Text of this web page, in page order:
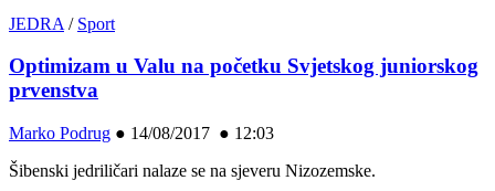
JEDRA / Sport
Optimizam u Valu na početku Svjetskog juniorskog
prvenstva
Marko Podrug ● 14/08/2017 ● 12:03
Šibenski jedriličari nalaze se na sjeveru Nizozemske.